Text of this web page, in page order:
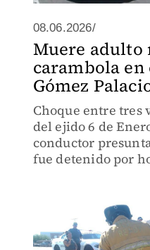
08.06.2026/
Muere adulto
carambola
Gómez
Choque entre tres
del ejido 6 de
conductor
fue detenido por